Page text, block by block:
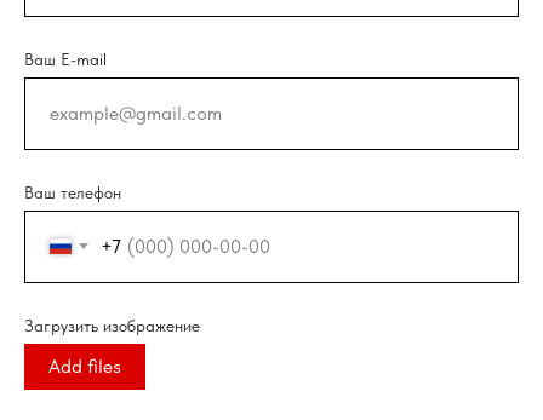
Ваш E-mail
Ваш телефон
+7
Загрузить изображение
Add files